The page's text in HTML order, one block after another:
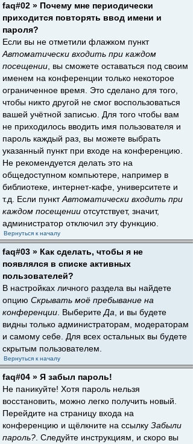
faq#02 » Почему мне периодически
приходится повторять ввод имени и
пароля?
Если вы не отметили флажком пункт
Автоматически входить при каждом
посещении , вы сможете оставаться под своим
именем на конференции только некоторое
ограниченное время. Это сделано для того,
чтобы никто другой не смог воспользоваться
вашей учётной записью. Для того чтобы вам
не приходилось вводить имя пользователя и
пароль каждый раз, вы можете выбрать
указанный пункт при входе на конференцию.
Не рекомендуется делать это на
общедоступном компьютере, например в
библиотеке, интернет-кафе, университете и
т.д. Если пунктАвтоматически входить при
каждом посещении отсутствует, значит,
администратор отключил эту функцию.
Вернуться к началу
faq#03 » Как сделать, чтобы я не
появлялся в списке активных
пользователей?
В настройках личного раздела вы найдете
опцию Скрывать моё пребывание на
конференции . Выберите Да , и вы будете
видны только администраторам, модераторам
и самому себе. Для всех остальных вы будете
скрытым пользователем.
Вернуться к началу
faq#04 » Я забыл пароль!
Не паникуйте! Хотя пароль нельзя
восстановить, можно легко получить новый.
Перейдите на страницу входа на
конференцию и щёлкните на ссылку Забыли
пароль? . Следуйте инструкциям, и скоро вы